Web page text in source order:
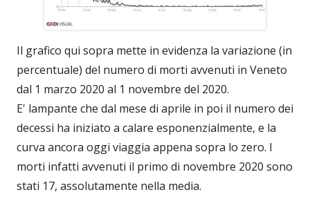
Il grafico qui sopra mette in evidenza la variazione (in
percentuale) del numero di morti avvenuti in Veneto
dal 1 marzo 2020 al 1 novembre del 2020.
E' lampante che dal mese di aprile in poi il numero dei
decessi ha iniziato a calare esponenzialmente, e la
curva ancora oggi viaggia appena sopra lo zero. I
morti infatti avvenuti il primo di novembre 2020 sono
stati 17, assolutamente nella media.